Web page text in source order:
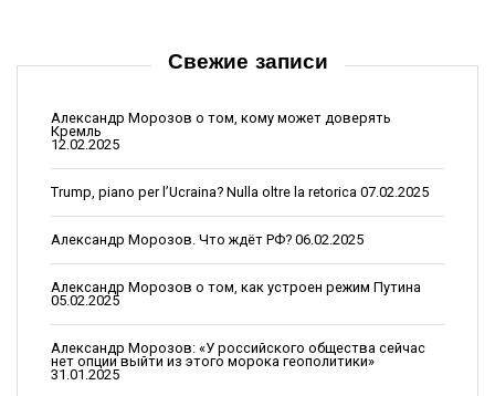
Свежие записи
Александр Морозов о том, кому может доверять
Кремль
12.02.2025
Trump, piano per l’Ucraina? Nulla oltre la retorica 07.02.2025
Александр Морозов. Что ждёт РФ? 06.02.2025
Александр Морозов о том, как устроен режим Путина
05.02.2025
Александр Морозов: «У российского общества сейчас
нет опции выйти из этого морока геополитики»
31.01.2025